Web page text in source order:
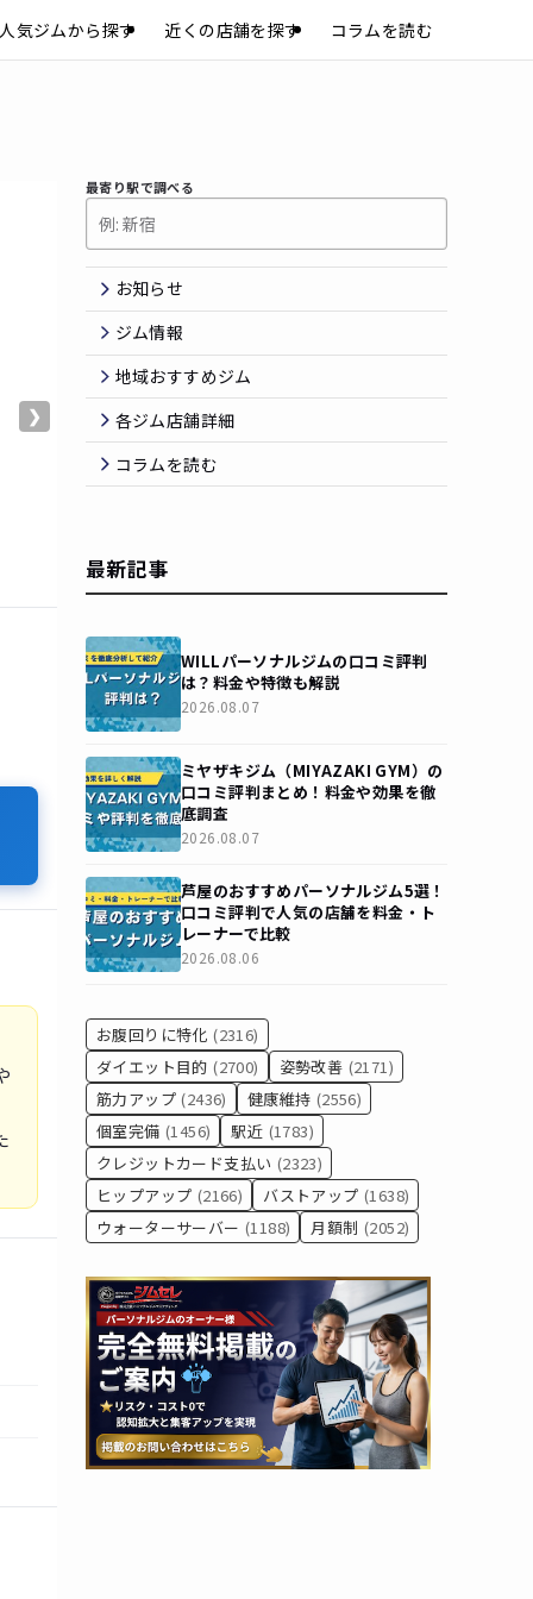
人気ジムから探す 近くの店舗を探す コラムを読む
❯
最寄り駅で調べる
お知らせ
ジム情報
地域おすすめジム
各ジム店舗詳細
コラムを読む
最新記事
WILLパーソナルジムの口コミ評判
は？料金や特徴も解説
2026.08.07
ミヤザキジム（MIYAZAKI GYM）の
口コミ評判まとめ！料金や効果を徹
底調査
2026.08.07
芦屋のおすすめパーソナルジム5選！
口コミ評判で人気の店舗を料金・ト
レーナーで比較
2026.08.06
お腹回りに特化 (2316)
ダイエット目的 (2700) 姿勢改善 (2171)
筋力アップ (2436) 健康維持 (2556)
個室完備 (1456) 駅近 (1783)
クレジットカード支払い (2323)
ヒップアップ (2166) バストアップ (1638)
ウォーターサーバー (1188) 月額制 (2052)